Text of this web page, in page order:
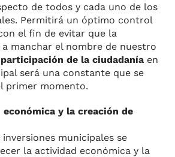
de todos y cada uno de los
Permitirá un óptimo control
el fin de evitar que la
manchar el nombre de nuestro
participación de la ciudadanía en
será una constante que se
primer momento.
y la creación de
municipales se
la actividad económica y la